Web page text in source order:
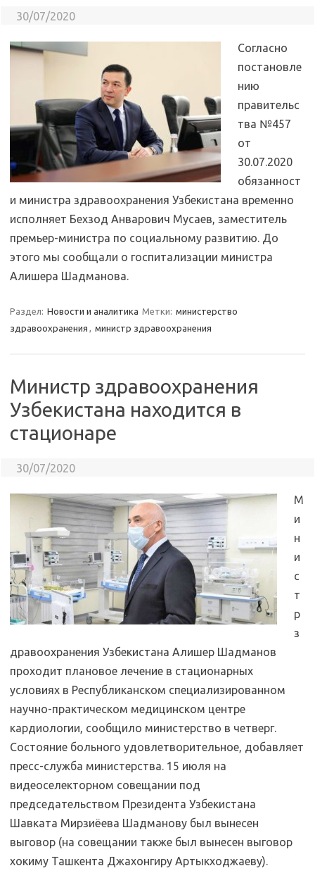
30/07/2020
Согласно
постановле
нию
правительс
тва №457
от
30.07.2020
обязанност
и министра здравоохранения Узбекистана временно
исполняет Бехзод Анварович Мусаев, заместитель
премьер-министра по социальному развитию. До
этого мы сообщали о госпитализации министра
Алишера Шадманова.
Раздел: Новости и аналитика Метки: министерство
здравоохранения , министр здравоохранения
Министр здравоохранения
Узбекистана находится в
стационаре
30/07/2020
М
и
н
и
с
т
р
з
дравоохранения Узбекистана Алишер Шадманов
проходит плановое лечение в стационарных
условиях в Республиканском специализированном
научно-практическом медицинском центре
кардиологии, сообщило министерство в четверг.
Состояние больного удовлетворительное, добавляет
пресс-служба министерства. 15 июля на
видеоселекторном совещании под
председательством Президента Узбекистана
Шавката Мирзиёева Шадманову был вынесен
выговор (на совещании также был вынесен выговор
хокиму Ташкента Джахонгиру Артыкходжаеву).